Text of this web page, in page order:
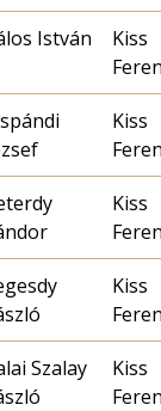
István
Kiss
Kiss
Kiss
Kiss
Szalay
Kiss